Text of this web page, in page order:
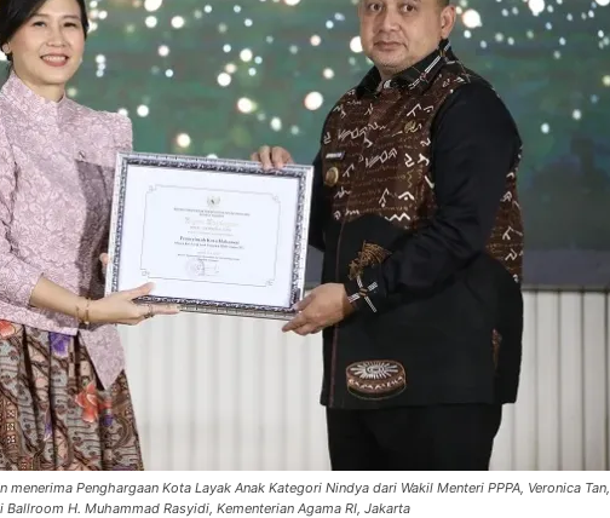
Penghargaan Kota Layak Anak Kategori Nindya dari Wakil Menteri PPPA, Veronica Tan,
H. Muhammad Rasyidi, Kementerian Agama RI, Jakarta